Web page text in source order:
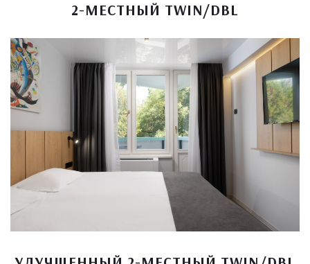
2-МЕСТНЫЙ TWIN/DBL